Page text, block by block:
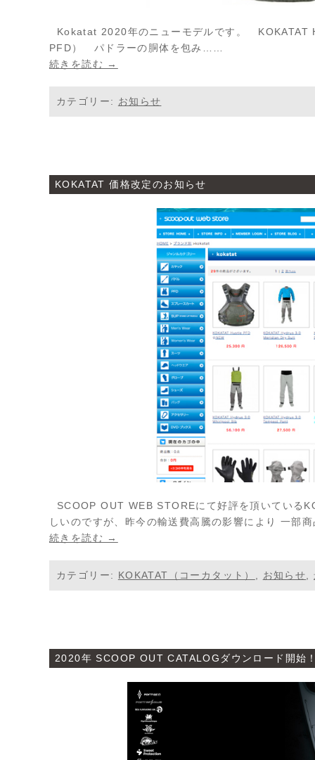
Kokatat 2020年のニューモデルです。 KOKATAT
PFD） パドラーの胴体を包み……
続きを読む →
カテゴリー: お知らせ
KOKATAT 価格改定のお知らせ
SCOOP OUT WEB STOREにて好評を頂いている
しいのですが、昨今の輸送費高騰の影響により 一部
続きを読む →
カテゴリー: KOKATAT（コーカタット） , お知らせ,
2020年 SCOOP OUT CATALOGダウンロード開始